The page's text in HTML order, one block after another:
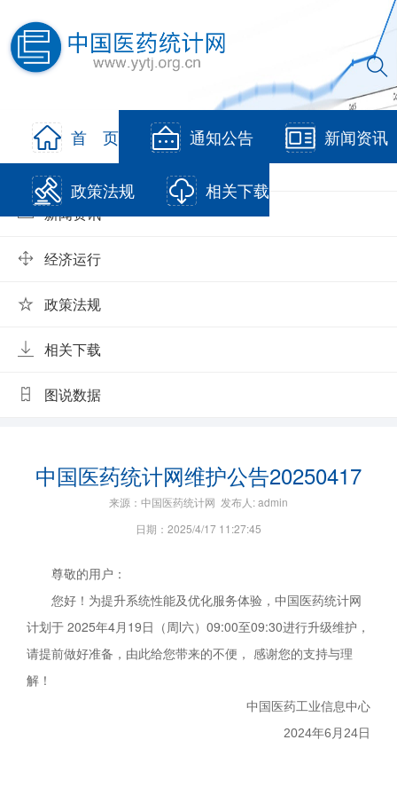
首 页 通知公告 新闻资讯
政策法规 相关下载
当前位置: 首页 中国医药统计网维护公告20250417
通知公告
新闻资讯
经济运行
政策法规
相关下载
图说数据
中国医药统计网维护公告20250417
来源：中国医药统计网 发布人: admin
日期：2025/4/17 11:27:45
尊敬的用户：
您好！为提升系统性能及优化服务体验，中国医药统计网
计划于 2025年4月19日（周l六）09:00至09:30进行升级维护，
请提前做好准备，由此给您带来的不便， 感谢您的支持与理
解！
中国医药工业信息中心
2024年6月24日